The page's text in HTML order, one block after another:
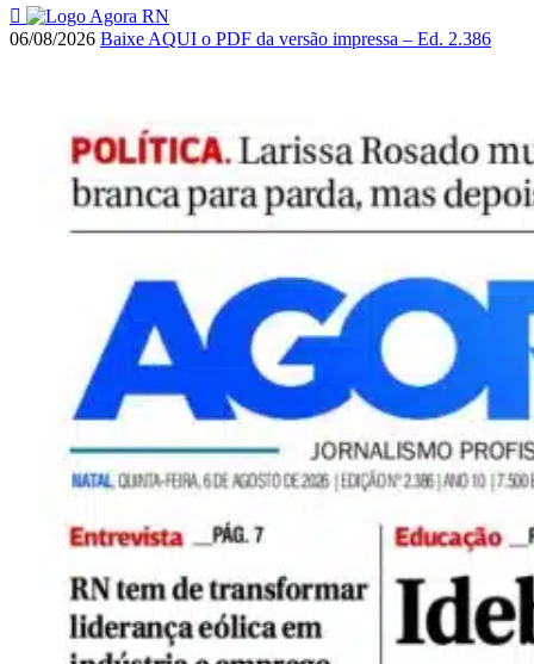
06/08/2026 Baixe AQUI o PDF da versão impressa – Ed. 2.386